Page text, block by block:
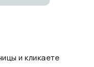
и кликаете